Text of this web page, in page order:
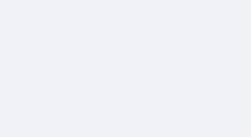
κάδρο με
για να μείνει για